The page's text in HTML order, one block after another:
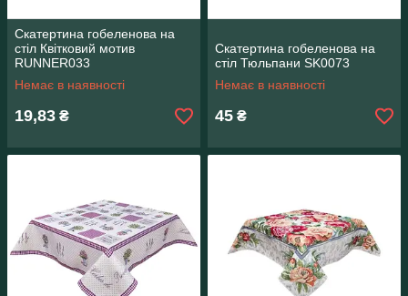
Скатертина гобеленова на
стіл Квітковий мотив
RUNNER033
Немає в наявності
19,83 ₴
Скатертина гобеленова на
стіл Тюльпани SK0073
Немає в наявності
45 ₴